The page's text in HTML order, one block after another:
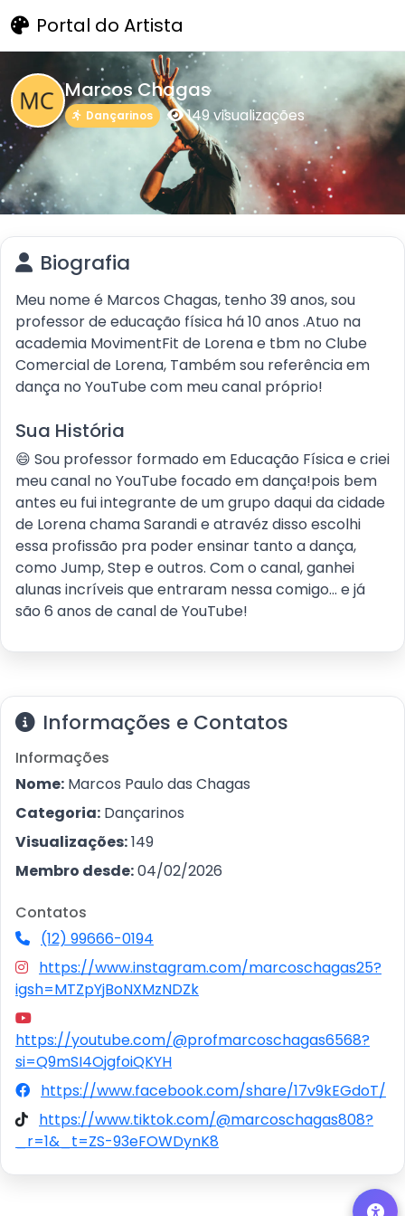
Portal do Artista
Marcos Chagas
Dançarinos 149 visualizações
Biografia
Meu nome é Marcos Chagas, tenho 39 anos, sou
professor de educação física há 10 anos .Atuo na
academia MovimentFit de Lorena e tbm no Clube
Comercial de Lorena, Também sou referência em
dança no YouTube com meu canal próprio!
Sua História
😄 Sou professor formado em Educação Física e criei
meu canal no YouTube focado em dança!pois bem
antes eu fui integrante de um grupo daqui da cidade
de Lorena chama Sarandi e atravéz disso escolhi
essa profissão pra poder ensinar tanto a dança,
como Jump, Step e outros. Com o canal, ganhei
alunas incríveis que entraram nessa comigo... e já
são 6 anos de canal de YouTube!
Informações e Contatos
Informações
Nome: Marcos Paulo das Chagas
Categoria: Dançarinos
Visualizações:149
Membro desde:04/02/2026
Contatos
(12) 99666-0194
https://www.instagram.com/marcoschagas25?
igsh=MTZpYjBoNXMzNDZk
https://youtube.com/@profmarcoschagas6568?
si=Q9mSI4OjgfoiQKYH
https://www.facebook.com/share/17v9kEGdoT/
https://www.tiktok.com/@marcoschagas808?
_r=1&_t=ZS-93eFOWDynK8